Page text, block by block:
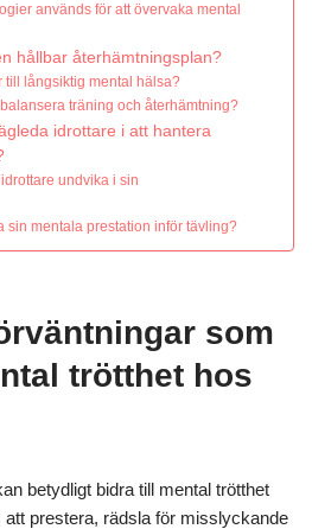
används för att övervaka mental
hållbar återhämtningsplan?
långsiktig mental hälsa?
träning och återhämtning?
idrottare i att hantera
undvika i sin
sin mentala prestation inför tävling?
som
trötthet hos
betydligt bidra till mental trötthet
prestera, rädsla för misslyckande